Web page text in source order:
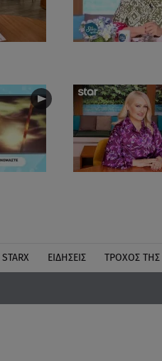
STARX ΕΙΔΉΣΕΙΣ ΤΡΟΧΌΣ ΤΗΣ